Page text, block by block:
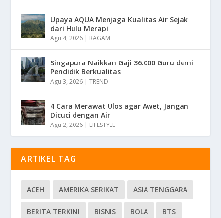
Upaya AQUA Menjaga Kualitas Air Sejak
dari Hulu Merapi
Agu 4, 2026 | RAGAM
Singapura Naikkan Gaji 36.000 Guru demi
Pendidik Berkualitas
Agu 3, 2026 |TREND
4 Cara Merawat Ulos agar Awet, Jangan
Dicuci dengan Air
Agu 2, 2026 | LIFESTYLE
ARTIKEL TAG
ACEH AMERIKA SERIKAT ASIA TENGGARA
BERITA TERKINI BISNIS BOLA BTS